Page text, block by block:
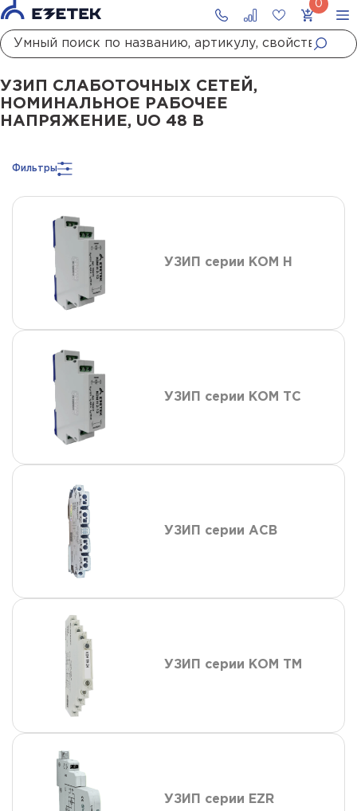
ГлавнаяКаталог УЗИПУЗИП систем передачи данныхУЗИП
УЗИП СЛАБОТОЧНЫХ СЕТЕЙ,
НОМИНАЛЬНОЕ РАБОЧЕЕ
НАПРЯЖЕНИЕ, UO 48 В
Фильтры
УЗИП серии КОМ Н
УЗИП серии КОМ ТС
УЗИП серии АСВ
УЗИП серии КОМ ТМ
УЗИП серии EZR